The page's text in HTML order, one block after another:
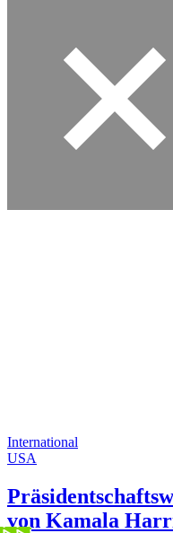
International
USA
von Kamala